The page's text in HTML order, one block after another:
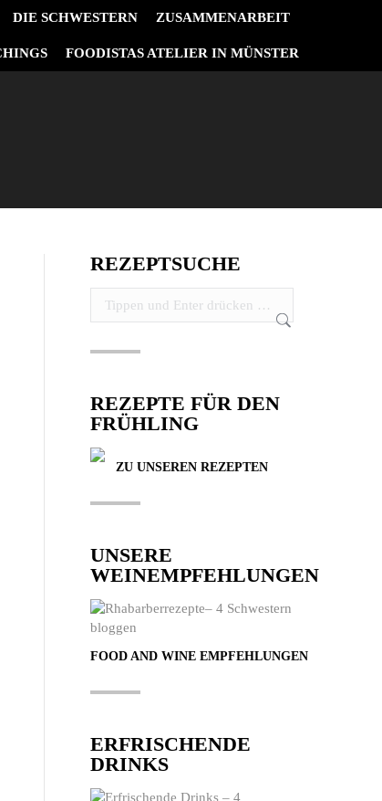
DIE SCHWESTERN ZUSAMMENARBEIT
FOODISTAS ATELIER IN MÜNSTER
REZEPTSUCHE
REZEPTE FÜR DEN
FRÜHLING
ZU UNSEREN REZEPTEN
UNSERE
WEINEMPFEHLUNGEN
FOOD AND WINE EMPFEHLUNGEN
ERFRISCHENDE
DRINKS